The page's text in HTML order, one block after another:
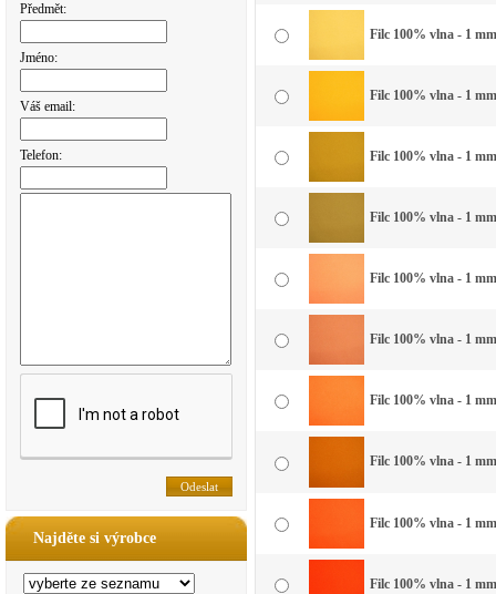
Předmět:
Jméno:
Váš email:
Telefon:
Najděte si výrobce
Filc 100% vlna - 1
Filc 100% vlna - 1
Filc 100% vlna - 1
Filc 100% vlna - 1
Filc 100% vlna - 1
Filc 100% vlna - 1
Filc 100% vlna - 1
Filc 100% vlna - 1
Filc 100% vlna - 1
Filc 100% vlna - 1